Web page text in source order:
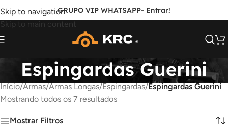
Skip to navigation
Skip to main content
GRUPO VIP WHATSAPP- Entrar!
Espingardas Guerini
Início/Armas/Armas Longas/Espingardas/Espingardas Guerini
Mostrando todos os 7 resultados
Mostrar Filtros